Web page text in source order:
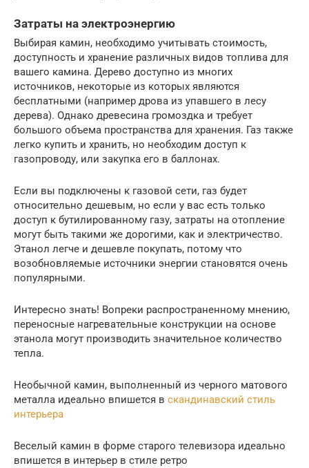
Затраты на электроэнергию
Выбирая камин, необходимо учитывать стоимость,
доступность и хранение различных видов топлива для
вашего камина. Дерево доступно из многих
источников, некоторые из которых являются
бесплатными (например дрова из упавшего в лесу
дерева). Однако древесина громоздка и требует
большого объема пространства для хранения. Газ также
легко купить и хранить, но необходим доступ к
газопроводу, или закупка его в баллонах.
Если вы подключены к газовой сети, газ будет
относительно дешевым, но если у вас есть только
доступ к бутилированному газу, затраты на отопление
могут быть такими же дорогими, как и электричество.
Этанол легче и дешевле покупать, потому что
возобновляемые источники энергии становятся очень
популярными.
Интересно знать! Вопреки распространенному мнению,
переносные нагревательные конструкции на основе
этанола могут производить значительное количество
тепла.
Необычной камин, выполненный из черного матового
металла идеально впишется в скандинавский стиль
интерьера
Веселый камин в форме старого телевизора идеально
впишется в интерьер в стиле ретро